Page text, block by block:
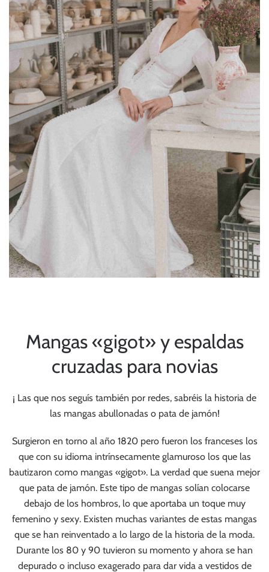
Mangas «gigot» y espaldas
cruzadas para novias
¡ Las que nos seguís también por redes, sabréis la historia de
las mangas abullonadas o pata de jamón!
Surgieron en torno al año 1820 pero fueron los franceses los
que con su idioma intrínsecamente glamuroso los que las
bautizaron como mangas «gigot». La verdad que suena mejor
que pata de jamón. Este tipo de mangas solían colocarse
debajo de los hombros, lo que aportaba un toque muy
femenino y sexy. Existen muchas variantes de estas mangas
que se han reinventado a lo largo de la historia de la moda.
Durante los 80 y 90 tuvieron su momento y ahora se han
depurado o incluso exagerado para dar vida a vestidos de